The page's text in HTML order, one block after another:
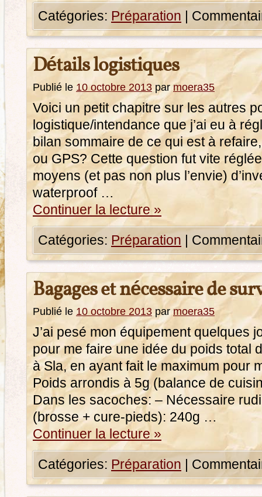
Catégories: Préparation |
Détails logistiques
Publié le 10 octobre 2013 par moera35
Voici un petit chapitre sur les autres
logistique/intendance que j’ai eu à
bilan sommaire de ce qui est à
ou GPS? Cette question fut vite
moyens (et pas non plus l’envie)
waterproof …
Continuer la lecture »
Catégories: Préparation |
Bagages et nécessaire de
Publié le 10 octobre 2013 par moera35
J’ai pesé mon équipement quelques
pour me faire une idée du poids total
à Sla, en ayant fait le maximum pour
Poids arrondis à 5g (balance de
Dans les sacoches: – Nécessaire
(brosse + cure-pieds): 240g …
Continuer la lecture »
Catégories: Préparation |